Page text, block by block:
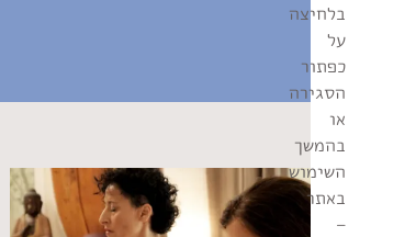
בלחיצה
על
כפתור
הסגירה
או
בהמשך
השימוש
באתר
–